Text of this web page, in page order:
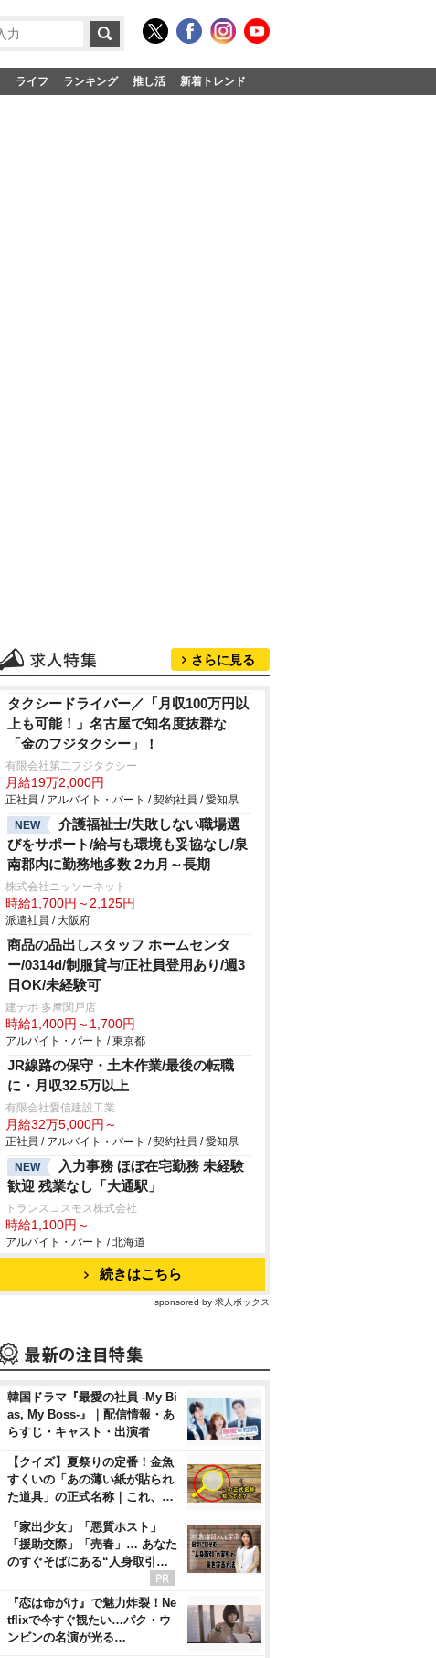
ライフ ランキング 推し活 新着トレンド
さらに見る
タクシードライバー／「月収100万円以
上も可能！」名古屋で知名度抜群な
「金のフジタクシー」！
有限会社第二フジタクシー
月給19万2,000円
正社員 / アルバイト・パート / 契約社員 / 愛知県
NEW
介護福祉士/失敗しない職場選
びをサポート/給与も環境も妥協なし/泉
南郡内に勤務地多数 2カ月～長期
株式会社ニッソーネット
時給1,700円～2,125円
派遣社員 / 大阪府
商品の品出しスタッフ ホームセンタ
ー/0314d/制服貸与/正社員登用あり/週3
日OK/未経験可
建デポ 多摩関戸店
時給1,400円～1,700円
アルバイト・パート / 東京都
JR線路の保守・土木作業/最後の転職
に・月収32.5万以上
有限会社愛信建設工業
月給32万5,000円～
正社員 / アルバイト・パート / 契約社員 / 愛知県
NEW
入力事務 ほぼ在宅勤務 未経験
歓迎 残業なし「大通駅」
トランスコスモス株式会社
時給1,100円～
アルバイト・パート / 北海道
続きはこちら
sponsored by 求人ボックス
韓国ドラマ『最愛の社員 -My Bi
as, My Boss-』｜配信情報・あ
らすじ・キャスト・出演者
【クイズ】夏祭りの定番！金魚
すくいの「あの薄い紙が貼られ
た道具」の正式名称｜これ、…
「家出少女」「悪質ホスト」
「援助交際」「売春」… あなた
のすぐそばにある“人身取引…
『恋は命がけ』で魅力炸裂！Ne
tflixで今すぐ観たい…パク・ウ
ンビンの名演が光る…